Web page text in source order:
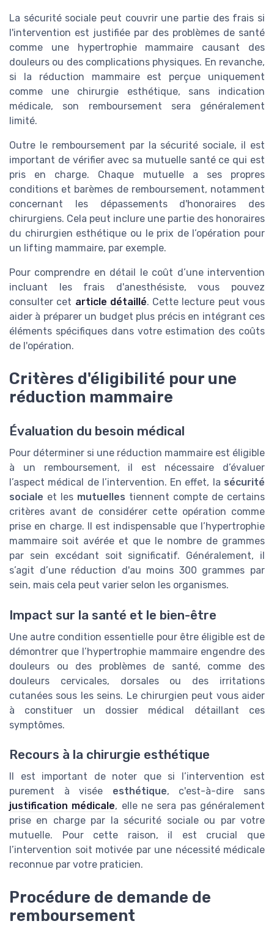
La sécurité sociale peut couvrir une partie des frais si
l'intervention est justifiée par des problèmes de santé
comme une hypertrophie mammaire causant des
douleurs ou des complications physiques. En revanche,
si la réduction mammaire est perçue uniquement
comme une chirurgie esthétique, sans indication
médicale, son remboursement sera généralement
limité.
Outre le remboursement par la sécurité sociale, il est
important de vérifier avec sa mutuelle santé ce qui est
pris en charge. Chaque mutuelle a ses propres
conditions et barèmes de remboursement, notamment
concernant les dépassements d'honoraires des
chirurgiens. Cela peut inclure une partie des honoraires
du chirurgien esthétique ou le prix de l’opération pour
un lifting mammaire, par exemple.
Pour comprendre en détail le coût d’une intervention
incluant les frais d'anesthésiste, vous pouvez
consulter cet article détaillé. Cette lecture peut vous
aider à préparer un budget plus précis en intégrant ces
éléments spécifiques dans votre estimation des coûts
de l'opération.
Critères d'éligibilité pour une
réduction mammaire
Évaluation du besoin médical
Pour déterminer si une réduction mammaire est éligible
à un remboursement, il est nécessaire d’évaluer
l’aspect médical de l’intervention. En effet, la sécurité
sociale et les mutuelles tiennent compte de certains
critères avant de considérer cette opération comme
prise en charge. Il est indispensable que l’hypertrophie
mammaire soit avérée et que le nombre de grammes
par sein excédant soit significatif. Généralement, il
s’agit d’une réduction d'au moins 300 grammes par
sein, mais cela peut varier selon les organismes.
Impact sur la santé et le bien-être
Une autre condition essentielle pour être éligible est de
démontrer que l’hypertrophie mammaire engendre des
douleurs ou des problèmes de santé, comme des
douleurs cervicales, dorsales ou des irritations
cutanées sous les seins. Le chirurgien peut vous aider
à constituer un dossier médical détaillant ces
symptômes.
Recours à la chirurgie esthétique
Il est important de noter que si l’intervention est
purement à visée esthétique, c'est-à-dire sans
justification médicale, elle ne sera pas généralement
prise en charge par la sécurité sociale ou par votre
mutuelle. Pour cette raison, il est crucial que
l’intervention soit motivée par une nécessité médicale
reconnue par votre praticien.
Procédure de demande de
remboursement